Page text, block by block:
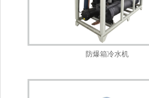
防爆箱冷水机